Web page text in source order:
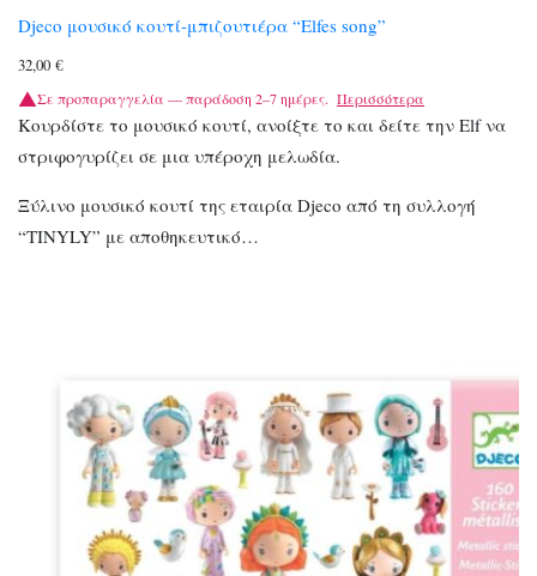
Djeco μουσικό κουτί-μπιζουτιέρα “Elfes song”
32,00 €
Σε προπαραγγελία — παράδοση 2–7 ημέρες. Περισσότερα
Κουρδίστε το μουσικό κουτί, ανοίξτε το και δείτε την Elf να
στριφογυρίζει σε μια υπέροχη μελωδία.
Ξύλινο μουσικό κουτί της εταιρία Djeco από τη συλλογή
“TINYLY” με αποθηκευτικό…